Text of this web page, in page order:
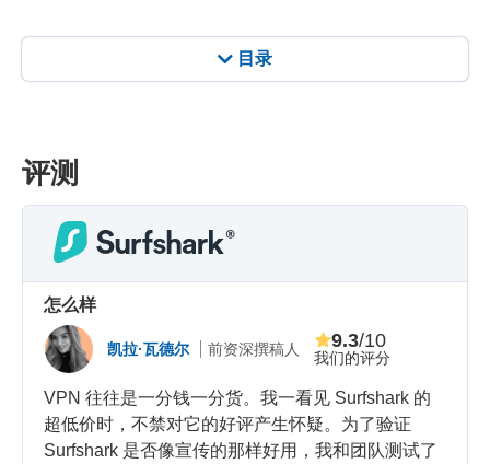
目录
评测
怎么样
凯拉·瓦德尔 前资深撰稿人 我们的评分
9.3/10
VPN 往往是一分钱一分货。我一看见 Surfshark 的
超低价时，不禁对它的好评产生怀疑。为了验证
Surfshark 是否像宣传的那样好用，我和团队测试了